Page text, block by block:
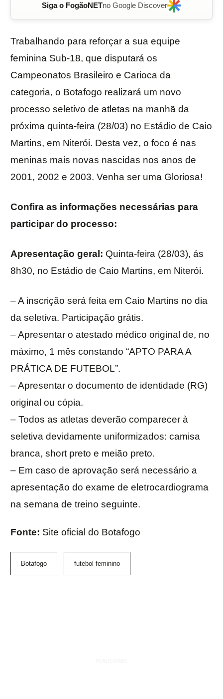
Siga o FogãoNETno Google Discover
Trabalhando para reforçar a sua equipe
feminina Sub-18, que disputará os
Campeonatos Brasileiro e Carioca da
categoria, o Botafogo realizará um novo
processo seletivo de atletas na manhã da
próxima quinta-feira (28/03) no Estádio de Caio
Martins, em Niterói. Desta vez, o foco é nas
meninas mais novas nascidas nos anos de
2001, 2002 e 2003. Venha ser uma Gloriosa!
Confira as informações necessárias para
participar do processo:
Apresentação geral: Quinta-feira (28/03), ás
8h30, no Estádio de Caio Martins, em Niterói.
– A inscrição será feita em Caio Martins no dia
da seletiva. Participação grátis.
– Apresentar o atestado médico original de, no
máximo, 1 mês constando “APTO PARA A
PRÁTICA DE FUTEBOL”.
– Apresentar o documento de identidade (RG)
original ou cópia.
– Todos as atletas deverão comparecer à
seletiva devidamente uniformizados: camisa
branca, short preto e meião preto.
– Em caso de aprovação será necessário a
apresentação do exame de eletrocardiograma
na semana de treino seguinte.
Fonte: Site oficial do Botafogo
Botafogo futebol feminino